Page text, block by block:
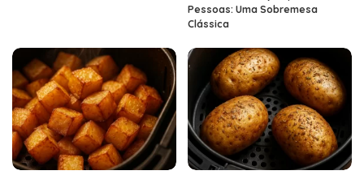
Pessoas: Uma Sobremesa
Clássica